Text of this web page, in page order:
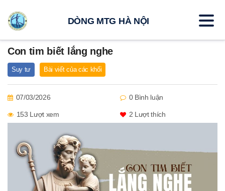
Con tim biết lắng nghe
Suy tư Bài viết của các khối
07/03/2026 0 Bình luận
153 Lượt xem 2 Lượt thích
DÒNG MTG HÀ NỘI